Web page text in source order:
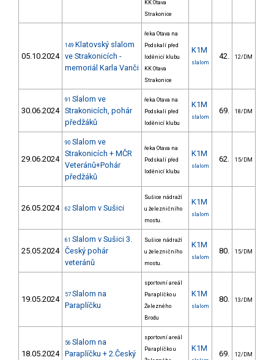
KK Otava
Strakonice
05.10.2024
149 Klatovský slalom
ve Strakonicích -
memoriál Karla Vanči
řeka Otava na
Podskalí před
loděnicí klubu
KK Otava
Strakonice
K1M
slalom
42. 12/DM
30.06.2024
91 Slalom ve
Strakonicích, pohár
předžáků
řeka Otava na
Podskalí před
loděnicí klubu
K1M
slalom
69. 18/DM
29.06.2024
90 Slalom ve
Strakonicích + MČR
Veteránů+Pohár
předžáků
řeka Otava na
Podskalí před
loděnicí klubu
K1M
slalom
62. 15/DM
26.05.2024 62 Slalom v Sušici
Sušice nádraží
u železničního
mostu.
K1M
slalom
25.05.2024
61 Slalom v Sušici 3.
Český pohár
veteránů
Sušice nádraží
u železničního
mostu.
K1M
slalom
80. 15/DM
19.05.2024 57 Slalom na
Paraplíčku
sportovní areál
Paraplíčko u
Železného
Brodu
K1M
slalom
80. 13/DM
18.05.2024
56 Slalom na
Paraplíčku + 2.Český
sportovní areál
Paraplíčko u
K1M
69. 12/DM